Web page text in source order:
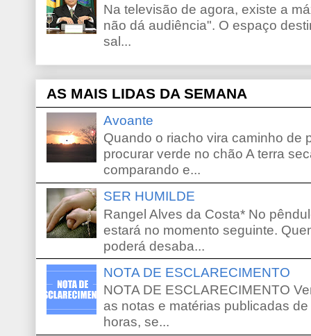
Na televisão de agora, existe a
não dá audiência". O espaço
sal...
AS MAIS LIDAS DA SEMANA
Avoante
Quando o riacho vira caminho de
procurar verde no chão A terra
comparando e...
SER HUMILDE
Rangel Alves da Costa* No
estará no momento seguinte.
poderá desaba...
NOTA DE ESCLARECIMENTO
NOTA DE ESCLARECIMENTO
as notas e matérias publicadas
horas, se...